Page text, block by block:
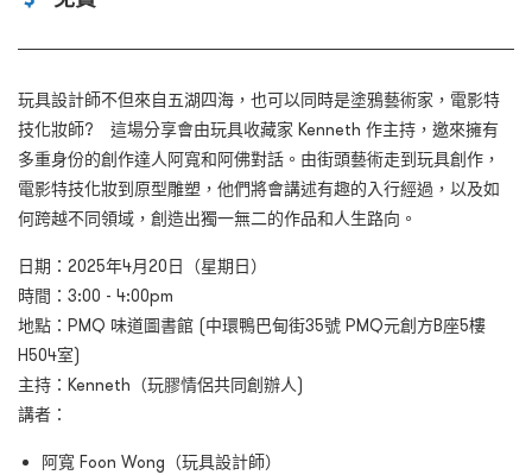
玩具設計師不但來自五湖四海，也可以同時是塗鴉藝術家，電影特
技化妝師? 這場分享會由玩具收藏家 Kenneth 作主持，邀來擁有
多重身份的創作達人阿寬和阿佛對話。由街頭藝術走到玩具創作，
電影特技化妝到原型雕塑，他們將會講述有趣的入行經過，以及如
何跨越不同領域，創造出獨一無二的作品和人生路向。
日期：2025年4月20日（星期日）
時間：3:00 - 4:00pm
地點：PMQ 味道圖書館 (中環鴨巴甸街35號 PMQ元創方B座5樓
H504室)
主持：Kenneth（玩膠情侶共同創辦人)
講者：
阿寬 Foon Wong（玩具設計師）